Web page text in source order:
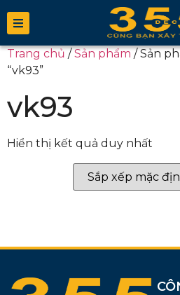
Trang chủ/Sản phẩm/ Sản
“vk93”
vk93
Hiển thị kết quả duy nhất